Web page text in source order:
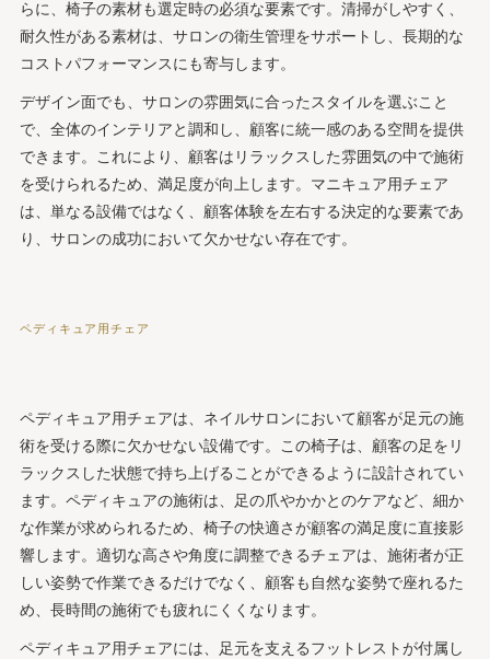
らに、椅子の素材も選定時の必須な要素です。清掃がしやすく、
耐久性がある素材は、サロンの衛生管理をサポートし、長期的な
コストパフォーマンスにも寄与します。
デザイン面でも、サロンの雰囲気に合ったスタイルを選ぶこと
で、全体のインテリアと調和し、顧客に統一感のある空間を提供
できます。これにより、顧客はリラックスした雰囲気の中で施術
を受けられるため、満足度が向上します。マニキュア用チェア
は、単なる設備ではなく、顧客体験を左右する決定的な要素であ
り、サロンの成功において欠かせない存在です。
ペディキュア用チェア
ペディキュア用チェアは、ネイルサロンにおいて顧客が足元の施
術を受ける際に欠かせない設備です。この椅子は、顧客の足をリ
ラックスした状態で持ち上げることができるように設計されてい
ます。ペディキュアの施術は、足の爪やかかとのケアなど、細か
な作業が求められるため、椅子の快適さが顧客の満足度に直接影
響します。適切な高さや角度に調整できるチェアは、施術者が正
しい姿勢で作業できるだけでなく、顧客も自然な姿勢で座れるた
め、長時間の施術でも疲れにくくなります。
ペディキュア用チェアには、足元を支えるフットレストが付属し